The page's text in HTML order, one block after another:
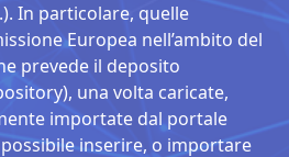
In particolare, quelle
Europea nell’ambito del
prevede il deposito
una volta caricate,
importate dal portale
possibile inserire, o importare